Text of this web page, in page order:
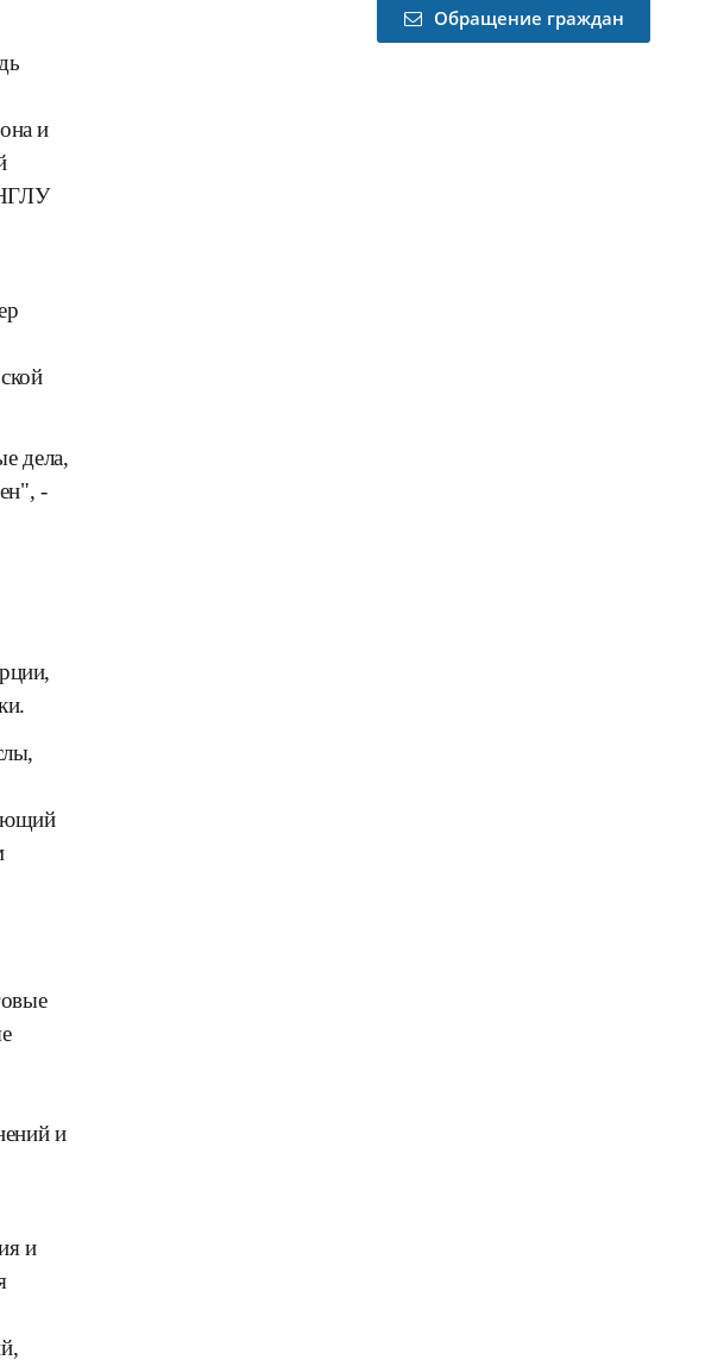
и
дела,
-
и
и
Обращение граждан